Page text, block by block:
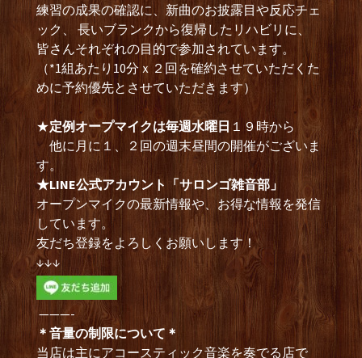
練習の成果の確認に、新曲のお披露目や反応チェ
ック、 長いブランクから復帰したリハビリに、
皆さんそれぞれの目的で参加されています。
（*1組あたり10分ｘ２回を確約させていただくた
めに予約優先とさせていただきます）
★定例オープマイクは毎週水曜日 １９時から
他に月に１、２回の週末昼間の開催がございま
す。
★LINE公式アカウント「サロンゴ雑音部」
オープンマイクの最新情報や、お得な情報を発信
しています。
友だち登録をよろしくお願いします！
↓↓↓
———-
＊音量の制限について＊
当店は主にアコースティック音楽を奏でる店で